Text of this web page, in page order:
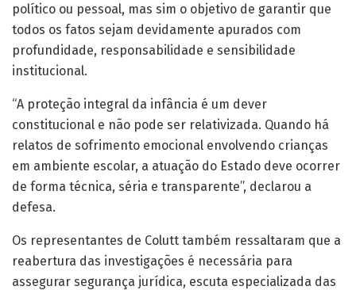
político ou pessoal, mas sim o objetivo de garantir que
todos os fatos sejam devidamente apurados com
profundidade, responsabilidade e sensibilidade
institucional.
“A proteção integral da infância é um dever
constitucional e não pode ser relativizada. Quando há
relatos de sofrimento emocional envolvendo crianças
em ambiente escolar, a atuação do Estado deve ocorrer
de forma técnica, séria e transparente”, declarou a
defesa.
Os representantes de Colutt também ressaltaram que a
reabertura das investigações é necessária para
assegurar segurança jurídica, escuta especializada das